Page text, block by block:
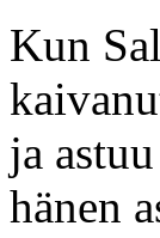
Kun
ja
hänen